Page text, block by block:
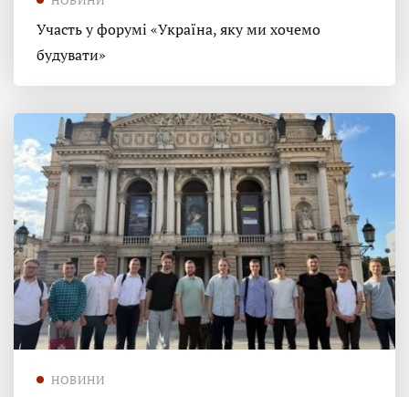
Участь у форумі «Україна, яку ми хочемо
будувати»
НОВИНИ